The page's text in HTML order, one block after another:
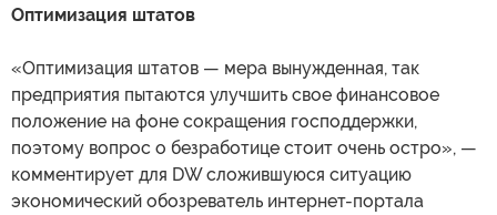
Оптимизация штатов
«Оптимизация штатов — мера вынужденная, так
предприятия пытаются улучшить свое финансовое
положение на фоне сокращения господдержки,
поэтому вопрос о безработице стоит очень остро», —
комментирует для DW сложившуюся ситуацию
экономический обозреватель интернет-портала